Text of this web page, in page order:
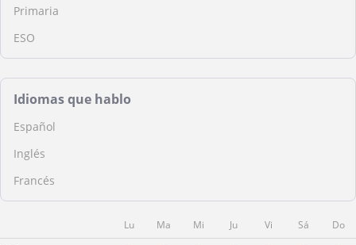
Primaria
ESO
Idiomas que hablo
Español
Inglés
Francés
Lu Ma Mi Ju Vi Sá Do